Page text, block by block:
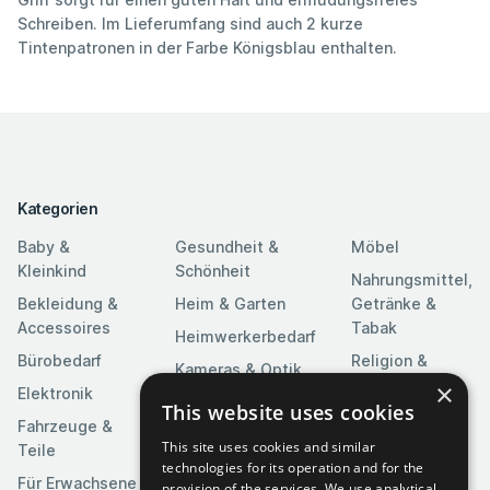
Schreiben. Im Lieferumfang sind auch 2 kurze
Tintenpatronen in der Farbe Königsblau enthalten.
Kategorien
Baby &
Kleinkind
Bekleidung &
Accessoires
Bürobedarf
Elektronik
Fahrzeuge &
Teile
Für Erwachsene
Gesundheit &
Schönheit
Heim & Garten
Heimwerkerbedarf
Kameras & Optik
Kunst &
Unterhaltung
Medien
Möbel
Nahrungsmittel,
Getränke &
Tabak
Religion &
Feierlichkeiten
Software
Spielzeuge &
Spiele
×
This website uses cookies
This site uses cookies and similar
technologies for its operation and for the